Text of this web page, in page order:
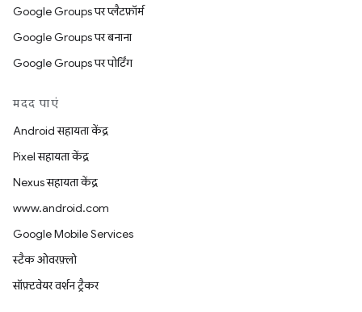
Google Groups पर प्लैटफ़ॉर्म
Google Groups पर बनाना
Google Groups पर पोर्टिंग
मदद पाएं
Android सहायता केंद्र
Pixel सहायता केंद्र
Nexus सहायता केंद्र
www.android.com
Google Mobile Services
स्टैक ओवरफ़्लो
सॉफ़्टवेयर वर्शन ट्रैकर